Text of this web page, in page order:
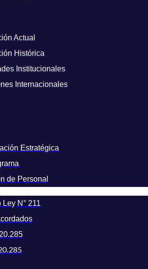
Actual
Histórica
Institucionales
Internacionales
Estratégica
de Personal
Ley N° 211